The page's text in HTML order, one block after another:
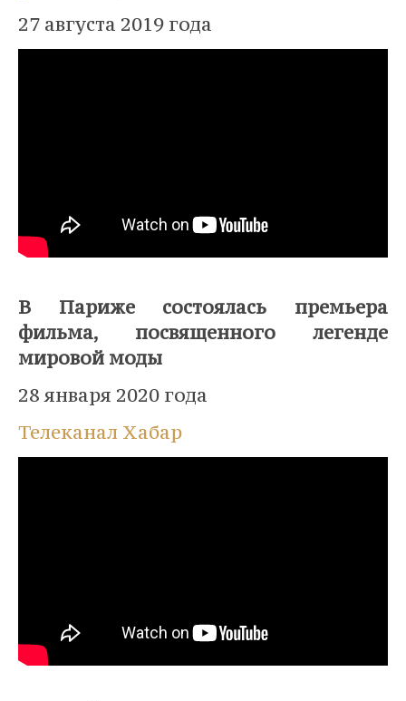
27 августа 2019 года
В Париже состоялась премьера
фильма, посвященного легенде
мировой моды
28 января 2020 года
Телеканал Хабар